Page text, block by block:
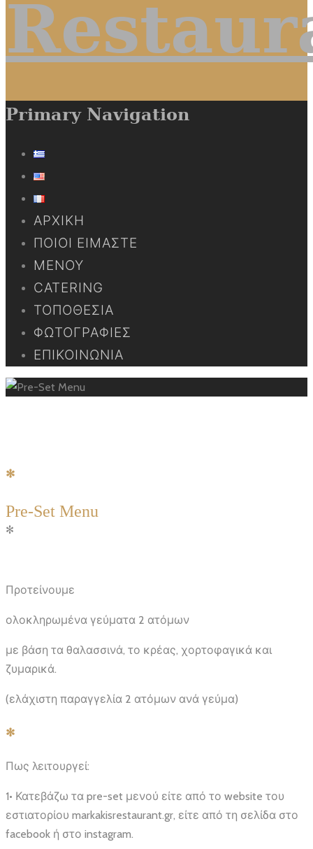
Primary Navigation
ΑΡΧΙΚΉ
ΠΟΙΟΙ ΕΊΜΑΣΤΕ
ΜΕΝΟΎ
CATERING
ΤΟΠΟΘΕΣΊΑ
ΦΩΤΟΓΡΑΦΊΕΣ
ΕΠΙΚΟΙΝΩΝΊΑ
✻
Pre-Set Menu
✻
Προτείνουμε
ολοκληρωμένα γεύματα 2 ατόμων
με βάση τα θαλασσινά, το κρέας, χορτοφαγικά και
ζυμαρικά.
(ελάχιστη παραγγελία 2 ατόμων ανά γεύμα)
✻
Πως λειτουργεί:
1• Κατεβάζω τα pre-set μενού είτε από το website του
εστιατορίου markakisrestaurant.gr, είτε από τη σελίδα στο
facebook ή στο instagram.